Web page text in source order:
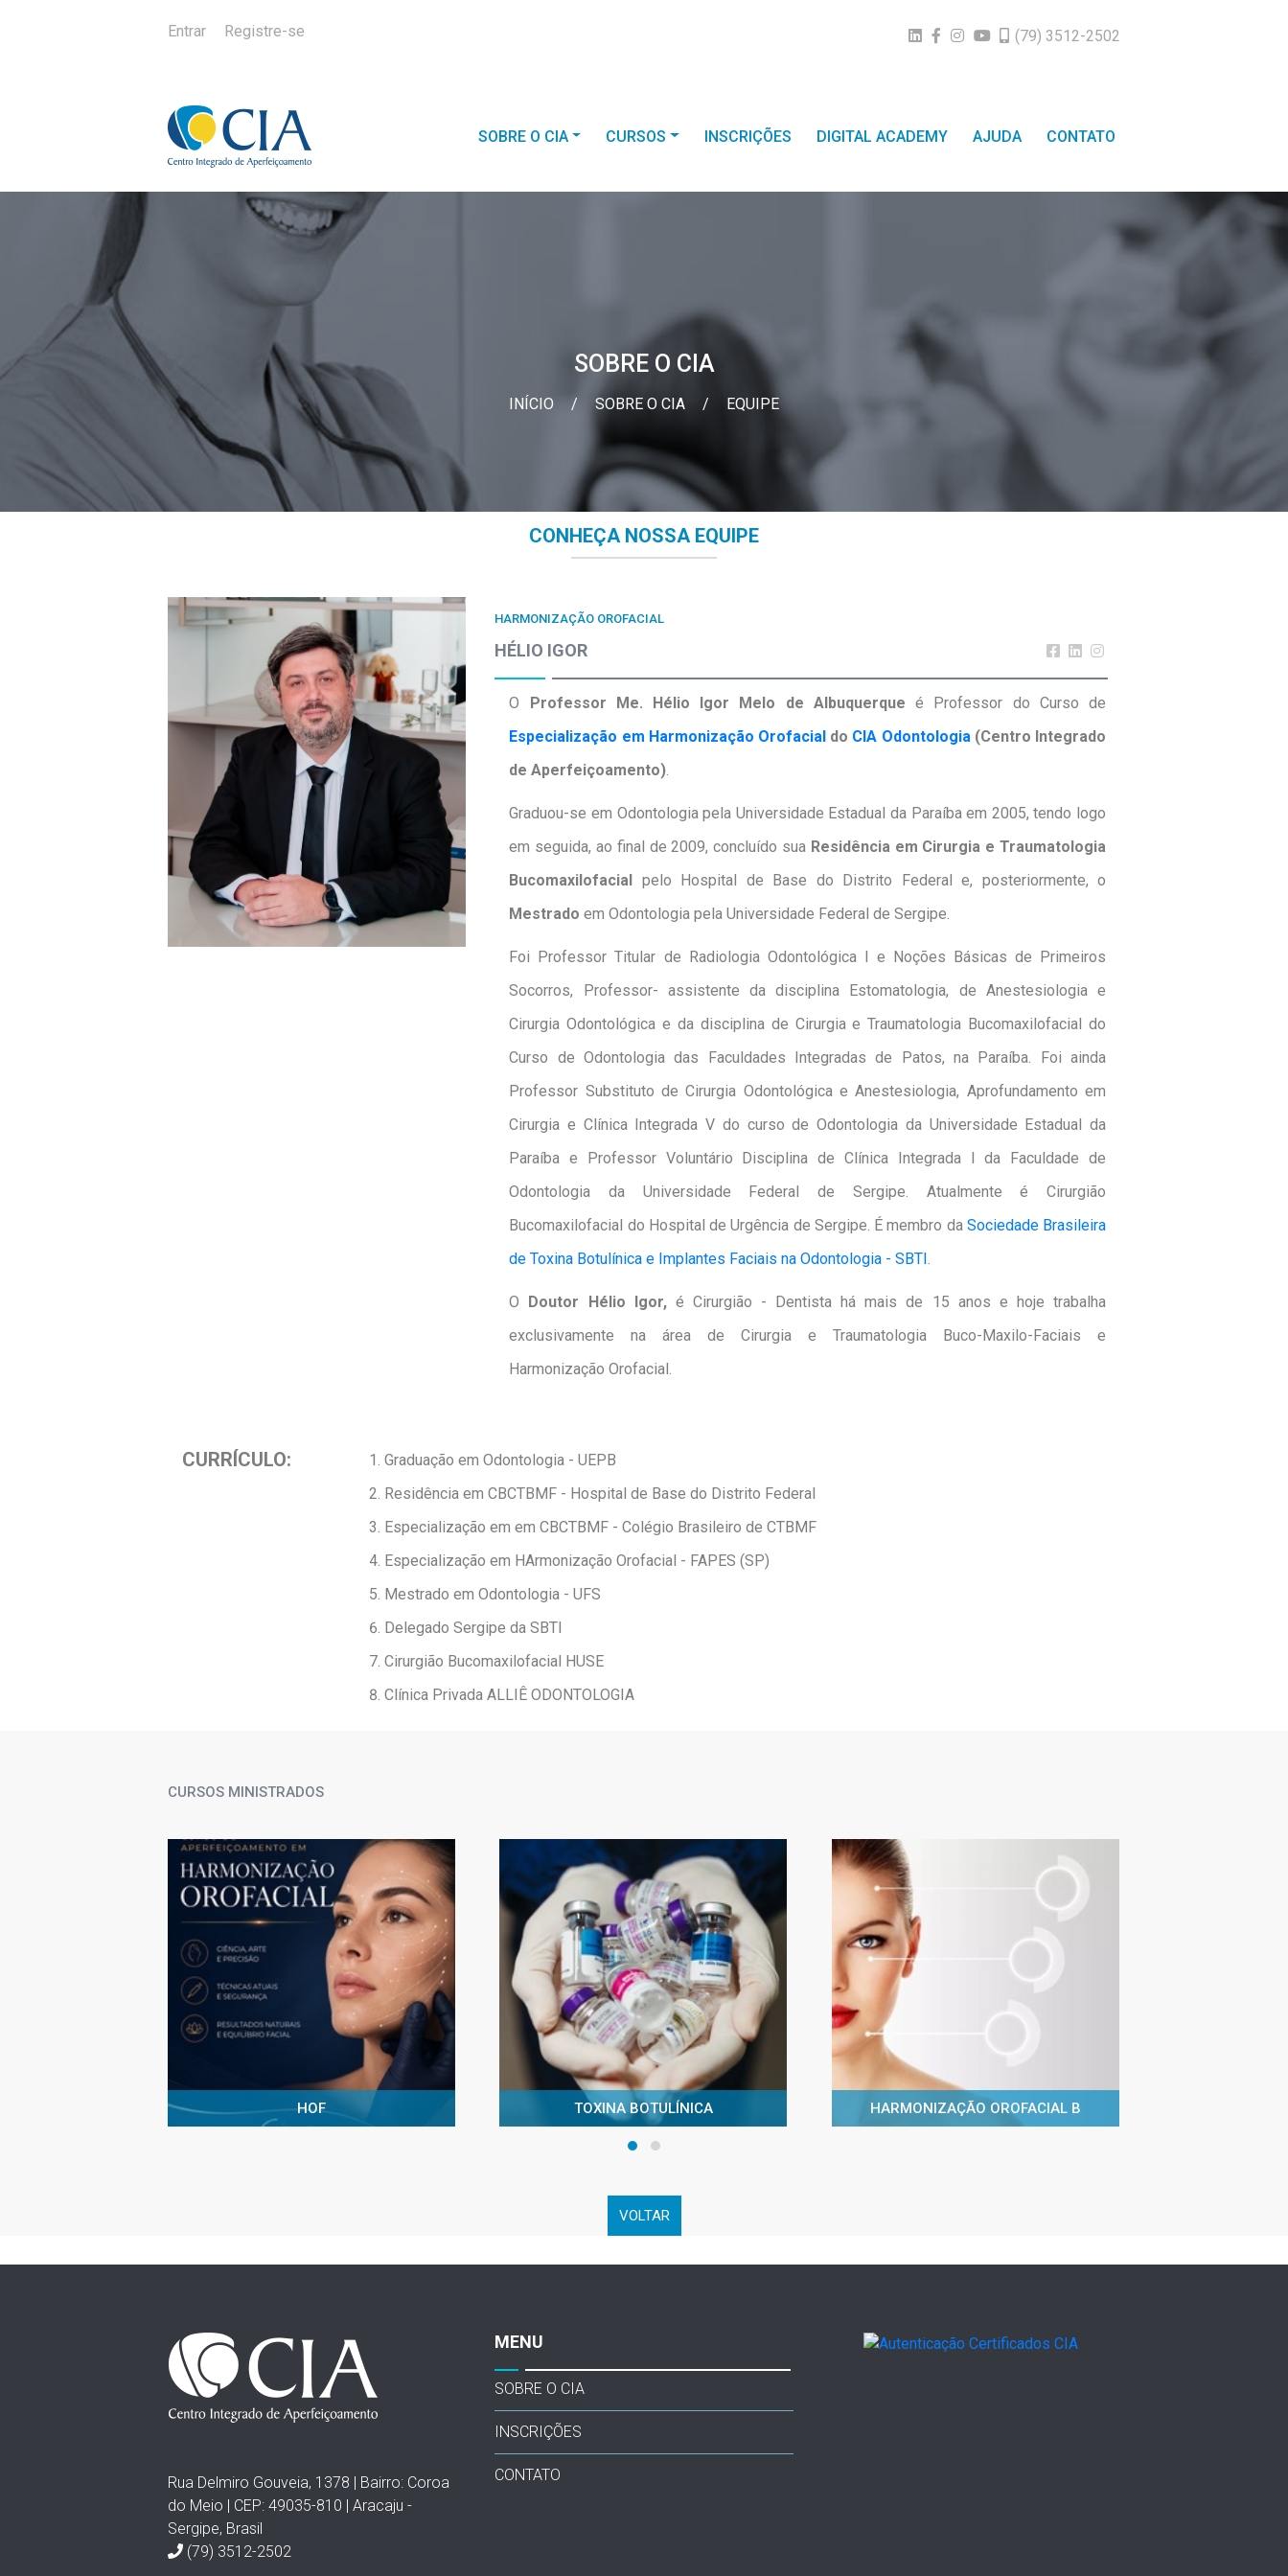
Entrar Registre-se (79) 3512-2502
SOBRE O CIA CURSOS INSCRIÇÕES DIGITAL ACADEMY AJUDA CONTATO
SOBRE O CIA
INÍCIO / SOBRE O CIA / EQUIPE
CONHEÇA NOSSA EQUIPE
HARMONIZAÇÃO OROFACIAL
HÉLIO IGOR
O Professor Me. Hélio Igor Melo de Albuquerque é Professor do Curso de
Especialização em Harmonização Orofacialdo CIA Odontologia(Centro Integrado
de Aperfeiçoamento).
Graduou-se em Odontologia pela Universidade Estadual da Paraíba em 2005, tendo logo
em seguida, ao final de 2009, concluído sua Residência em Cirurgia e Traumatologia
Bucomaxilofacial pelo Hospital de Base do Distrito Federal e, posteriormente, o
Mestrado em Odontologia pela Universidade Federal de Sergipe.
Foi Professor Titular de Radiologia Odontológica I e Noções Básicas de Primeiros
Socorros, Professor- assistente da disciplina Estomatologia, de Anestesiologia e
Cirurgia Odontológica e da disciplina de Cirurgia e Traumatologia Bucomaxilofacial do
Curso de Odontologia das Faculdades Integradas de Patos, na Paraíba. Foi ainda
Professor Substituto de Cirurgia Odontológica e Anestesiologia, Aprofundamento em
Cirurgia e Clínica Integrada V do curso de Odontologia da Universidade Estadual da
Paraíba e Professor Voluntário Disciplina de Clínica Integrada I da Faculdade de
Odontologia da Universidade Federal de Sergipe. Atualmente é Cirurgião
Bucomaxilofacial do Hospital de Urgência de Sergipe. É membro da Sociedade Brasileira
de Toxina Botulínica e Implantes Faciais na Odontologia - SBTI.
O Doutor Hélio Igor,é Cirurgião - Dentista há mais de 15 anos e hoje trabalha
exclusivamente na área de Cirurgia e Traumatologia Buco-Maxilo-Faciais e
Harmonização Orofacial.
CURRÍCULO:
Graduação em Odontologia - UEPB
Residência em CBCTBMF - Hospital de Base do Distrito Federal
Especialização em em CBCTBMF - Colégio Brasileiro de CTBMF
Especialização em HArmonização Orofacial - FAPES (SP)
Mestrado em Odontologia - UFS
Delegado Sergipe da SBTI
Cirurgião Bucomaxilofacial HUSE
Clínica Privada ALLIÊ ODONTOLOGIA
CURSOS MINISTRADOS
HOF TOXINA BOTULÍNICA HARMONIZAÇÃO OROFACIAL B
VOLTAR
Rua Delmiro Gouveia, 1378 | Bairro: Coroa
do Meio | CEP: 49035-810 | Aracaju -
Sergipe, Brasil
(79) 3512-2502
MENU
SOBRE O CIA
INSCRIÇÕES
CONTATO